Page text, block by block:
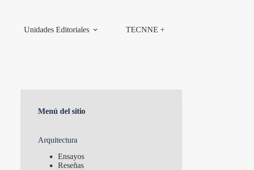
Unidades Editoriales TECNNE +
Menú del sitio
Arquitectura
Ensayos
Reseñas